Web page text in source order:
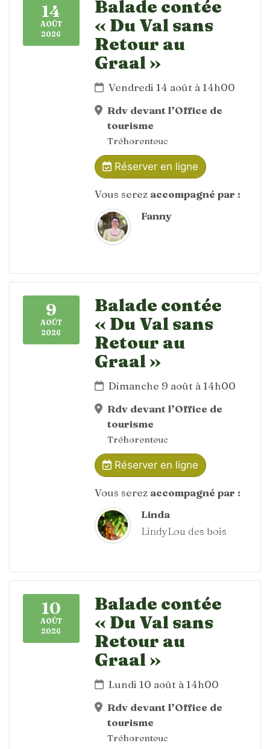
14
AOÛT
2026
Balade contée
« Du Val sans
Retour au
Graal »
Vendredi 14 août à 14h00
Rdv devant l’Office de
tourisme
Tréhorenteuc
Réserver en ligne
Vous serez accompagné par :
Fanny
9
AOÛT
2026
Balade contée
« Du Val sans
Retour au
Graal »
Dimanche 9 août à 14h00
Rdv devant l’Office de
tourisme
Tréhorenteuc
Réserver en ligne
Vous serez accompagné par :
Linda
LindyLou des bois
10
AOÛT
2026
Balade contée
« Du Val sans
Retour au
Graal »
Lundi 10 août à 14h00
Rdv devant l’Office de
tourisme
Tréhorenteuc